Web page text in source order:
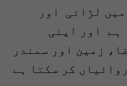
لڑائی اور
ہے اور اپنی
زمین اور سمندر
کر سکتا ہے